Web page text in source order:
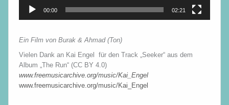
00:00 02:21
Ein Film von Burak & Ahmad (Ton)
Vielen Dank an Kai Engel für den Track „Seeker“ aus dem
Album „The Run“ (CC BY 4.0)
www.freemusicarchive.org/music/Kai_Engel
www.freemusicarchive.org/music/Kai_Engel